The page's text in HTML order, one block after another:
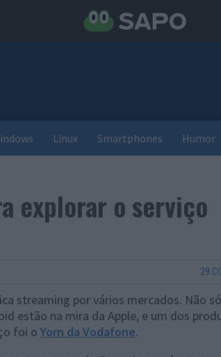
Linux Smartphones Humor
explorar o serviço
29
streaming por vários mercados. Não
estão na mira da Apple, e um dos
foi o Yorn da Vodafone.